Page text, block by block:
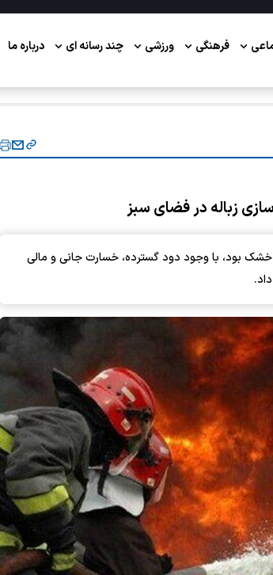
فرهنگی ورزشی چند رسانه ای درباره ما
زباله در فضای سبز
بود، با وجود دود گسترده، خسارت جانی و مالی